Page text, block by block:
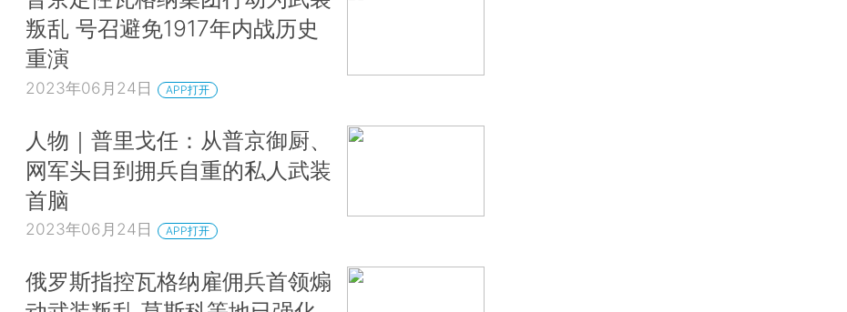
叛乱 号召避免1917年内战历史
重演
2023年06月24日 APP打开
人物｜普里戈任：从普京御厨、
网军头目到拥兵自重的私人武装
首脑
2023年06月24日 APP打开
俄罗斯指控瓦格纳雇佣兵首领煽